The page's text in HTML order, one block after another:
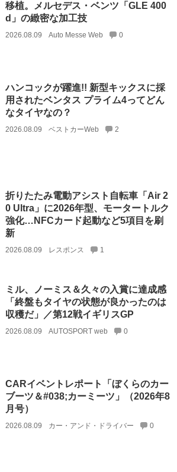
移植。メルセデス・ベンツ「GLE 400
d」の緻密な加工技
2026.08.09 Auto Messe Web 0
ハンコックが躍進!! 新型キックスに採
用されたベンタス プライム4ってどん
なタイヤなの？
2026.08.09 ベストカーWeb 2
折りたたみ電動アシスト自転車「Air 2
0 Ultra」に2026年型、モータートルク
強化…NFCカード起動など5項目を刷
新
2026.08.09 レスポンス 1
ミル、ノーミス＆久々の入賞に達成感
「終盤もタイヤの状態が良かったのは
収穫だ」／第12戦イギリスGP
2026.08.09 AUTOSPORT web 0
CARイベントレポート「ぼくらのカー
ブーツ＆#038;カーミーツ」（2026年8
月号）
2026.08.09 カー・アンド・ドライバー 0